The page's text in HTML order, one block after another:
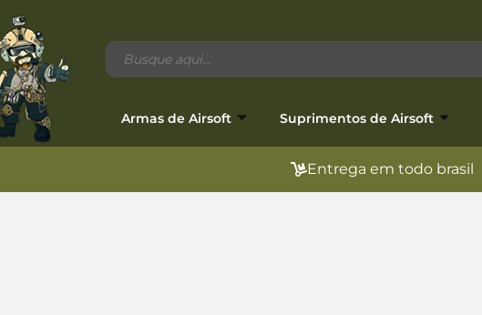
Armas de Airsoft Suprimentos de Airsoft
Entrega em todo brasil